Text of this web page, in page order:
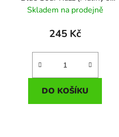
borůvkami) 10ml - 20mg
Skladem na prodejně
245 Kč
DO KOŠÍKU